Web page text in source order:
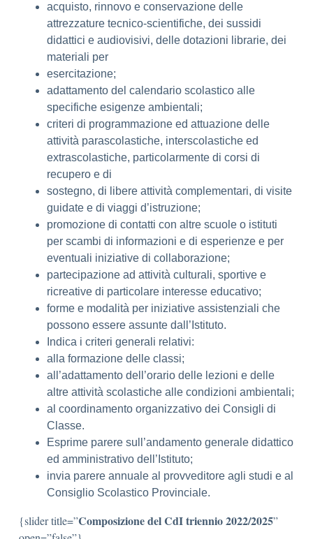
acquisto, rinnovo e conservazione delle
attrezzature tecnico-scientifiche, dei sussidi
didattici e audiovisivi, delle dotazioni librarie, dei
materiali per
esercitazione;
adattamento del calendario scolastico alle
specifiche esigenze ambientali;
criteri di programmazione ed attuazione delle
attività parascolastiche, interscolastiche ed
extrascolastiche, particolarmente di corsi di
recupero e di
sostegno, di libere attività complementari, di visite
guidate e di viaggi d’istruzione;
promozione di contatti con altre scuole o istituti
per scambi di informazioni e di esperienze e per
eventuali iniziative di collaborazione;
partecipazione ad attività culturali, sportive e
ricreative di particolare interesse educativo;
forme e modalità per iniziative assistenziali che
possono essere assunte dall’Istituto.
Indica i criteri generali relativi:
alla formazione delle classi;
all’adattamento dell’orario delle lezioni e delle
altre attività scolastiche alle condizioni ambientali;
al coordinamento organizzativo dei Consigli di
Classe.
Esprime parere sull’andamento generale didattico
ed amministrativo dell’Istituto;
invia parere annuale al provveditore agli studi e al
Consiglio Scolastico Provinciale.
{slider title=”Composizione del CdI triennio 2022/2025”